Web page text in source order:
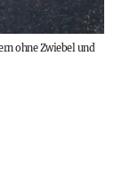
ohne Zwiebel und